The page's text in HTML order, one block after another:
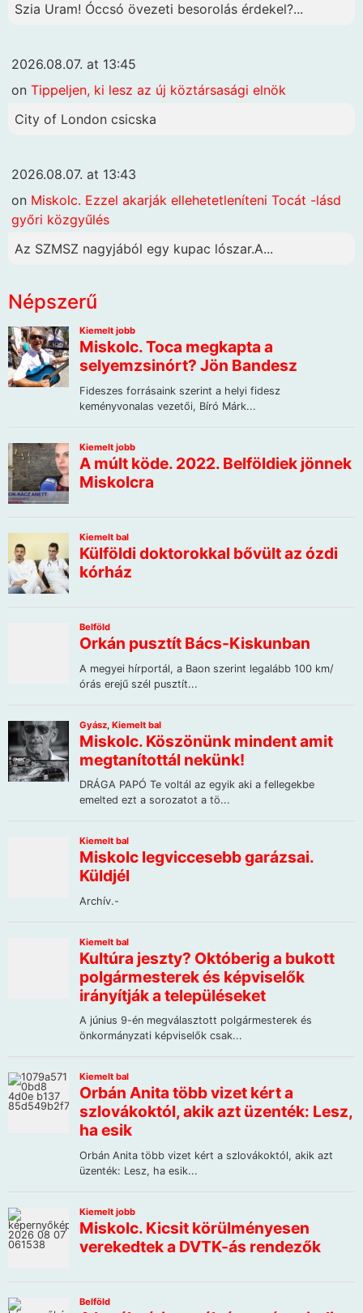
Szia Uram! Óccsó övezeti besorolás érdekel?...
2026.08.07. at 13:45
on Tippeljen, ki lesz az új köztársasági elnök
City of London csicska
2026.08.07. at 13:43
on Miskolc. Ezzel akarják ellehetetleníteni Tocát -lásd
győri közgyűlés
Az SZMSZ nagyjából egy kupac lószar.A...
Népszerű